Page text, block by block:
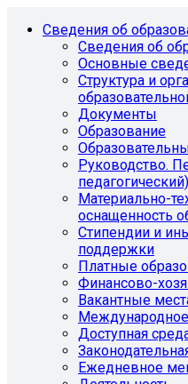
Сведения об
Сведения об
Основные
Структура и
Документы
Образование
Руководство.
Материально-
оснащенность
Стипендии и
поддержки
Платные
Финансово-
Вакантные
Международное
Доступная
Ежедневное